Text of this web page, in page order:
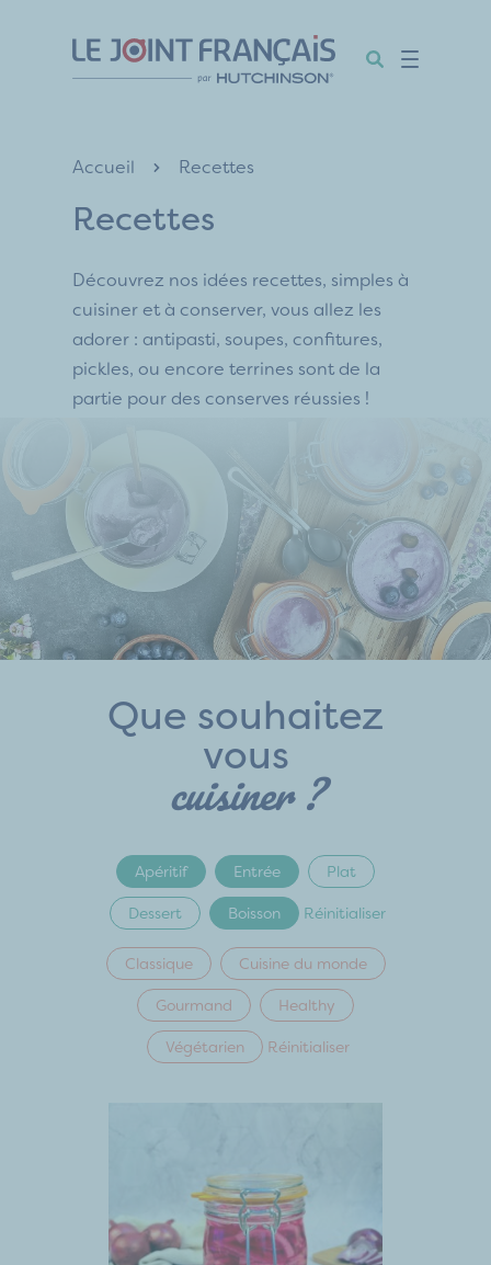
Accueil Recettes
Recettes
Découvrez nos idées recettes, simples à
cuisiner et à conserver, vous allez les
adorer : antipasti, soupes, confitures,
pickles, ou encore terrines sont de la
partie pour des conserves réussies !
Que souhaitez
vous
cuisiner ?
Apéritif Entrée Plat
Dessert Boisson Réinitialiser
Classique Cuisine du monde
Gourmand Healthy
Végétarien Réinitialiser